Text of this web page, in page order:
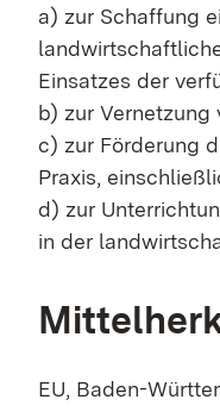
a) zur Schaffung
Einsatzes der
b) zur Vernetzung
c) zur Förderung
Praxis,
d) zur
in der
EU, Baden-